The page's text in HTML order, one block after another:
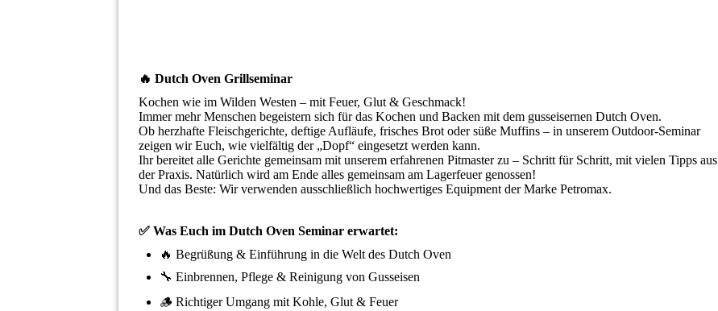
🔥 Dutch Oven Grillseminar
Kochen wie im Wilden Westen – mit Feuer, Glut & Geschmack!
Immer mehr Menschen begeistern sich für das Kochen und Backen mit dem gusseisernen Dutch Oven.
Ob herzhafte Fleischgerichte, deftige Aufläufe, frisches Brot oder süße Muffins – in unserem Outdoor-Seminar
zeigen wir Euch, wie vielfältig der „Dopf“ eingesetzt werden kann.
Ihr bereitet alle Gerichte gemeinsam mit unserem erfahrenen Pitmaster zu – Schritt für Schritt, mit vielen Tipps aus
der Praxis. Natürlich wird am Ende alles gemeinsam am Lagerfeuer genossen!
Und das Beste: Wir verwenden ausschließlich hochwertiges Equipment der Marke Petromax.
✅ Was Euch im Dutch Oven Seminar erwartet:
🔥 Begrüßung & Einführung in die Welt des Dutch Oven
🔧 Einbrennen, Pflege & Reinigung von Gusseisen
🪵 Richtiger Umgang mit Kohle, Glut & Feuer